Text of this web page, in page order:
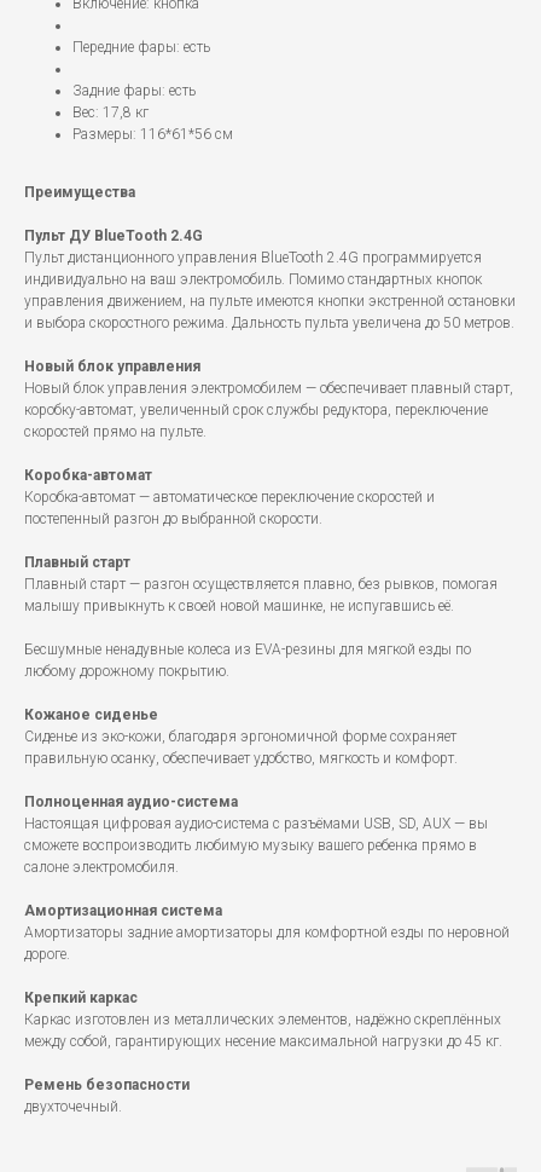
Включение: кнопка
Передние фары: есть
Задние фары: есть
Вес: 17,8 кг
Размеры: 116*61*56 см
Преимущества
Пульт ДУ BlueTooth 2.4G
Пульт дистанционного управления BlueTooth 2.4G программируется
индивидуально на ваш электромобиль. Помимо стандартных кнопок
управления движением, на пульте имеются кнопки экстренной остановки
и выбора скоростного режима. Дальность пульта увеличена до 50 метров.
Новый блок управления
Новый блок управления электромобилем — обеспечивает плавный старт,
коробку-автомат, увеличенный срок службы редуктора, переключение
скоростей прямо на пульте.
Коробка-автомат
Коробка-автомат — автоматическое переключение скоростей и
постепенный разгон до выбранной скорости.
Плавный старт
Плавный старт — разгон осуществляется плавно, без рывков, помогая
малышу привыкнуть к своей новой машинке, не испугавшись её.
Бесшумные ненадувные колеса из EVA-резины для мягкой езды по
любому дорожному покрытию.
Кожаное сиденье
Сиденье из эко-кожи, благодаря эргономичной форме сохраняет
правильную осанку, обеспечивает удобство, мягкость и комфорт.
Полноценная аудио-система
Настоящая цифровая аудио-система с разъёмами USB, SD, AUX — вы
сможете воспроизводить любимую музыку вашего ребенка прямо в
салоне электромобиля.
Амортизационная система
Амортизаторы задние амортизаторы для комфортной езды по неровной
дороге.
Крепкий каркас
Каркас изготовлен из металлических элементов, надёжно скреплённых
между собой, гарантирующих несение максимальной нагрузки до 45 кг.
Ремень безопасности
двухточечный.